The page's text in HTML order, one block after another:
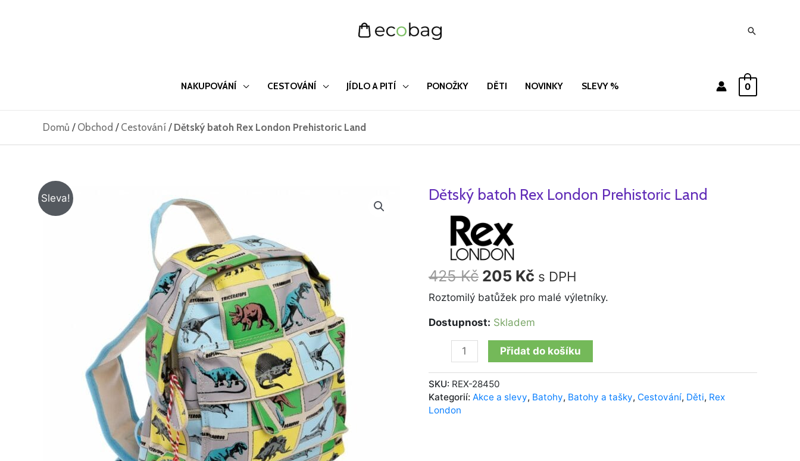
Hledat
NAKUPOVÁNÍ CESTOVÁNÍ JÍDLO A PITÍ PONOŽKY DĚTI NOVINKY SLEVY % 0
Domů / Obchod / Cestování / Dětský batoh Rex London Prehistoric Land
Sleva! Dětský batoh Rex London Prehistoric Land
425Kč
Původní
cena
byla:
425 Kč.
205 Kč
Aktuální
s DPH
Roztomilý batůžek pro malé výletníky.
Dostupnost: Skladem
Dětský
London
Prehistoric
množství
Přidat do košíku
SKU: REX-28450
Kategorií: Akce a slevy, Batohy, Batohy a tašky, Cestování, Děti, Rex
London